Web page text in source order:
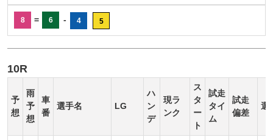
8 = 6 - 4 5
10R
予
想
雨
予
想
車
番
選手名 LG
ハ
ン
デ
現ラ
ンク
ス
タ
ー
ト
試走
タイ
ム
試走
偏差
選